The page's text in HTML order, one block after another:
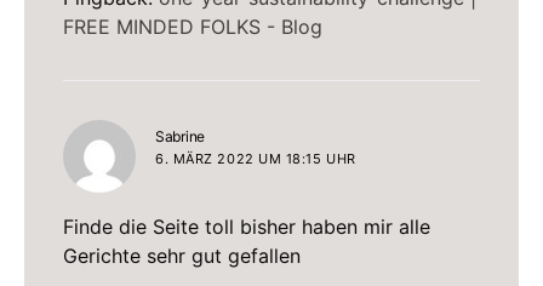
FREE MINDED FOLKS - Blog
Sabrinesagt:
6. MÄRZ 2022 UM 18:15 UHR
Finde die Seite toll bisher haben mir alle
Gerichte sehr gut gefallen